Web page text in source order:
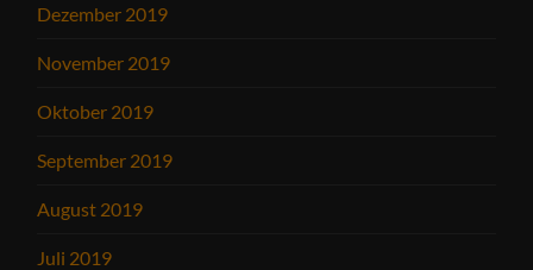
Dezember 2019
November 2019
Oktober 2019
September 2019
August 2019
Juli 2019